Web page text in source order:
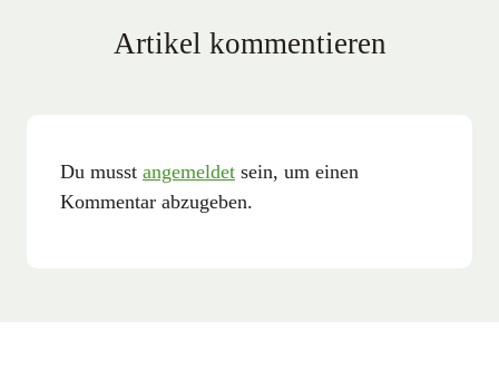
Artikel kommentieren
Du musst angemeldet sein, um einen
Kommentar abzugeben.